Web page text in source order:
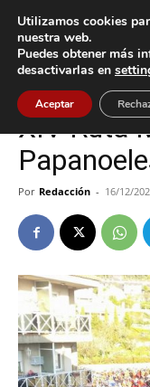
Inicio Cultura / Ocio
Cultura / Ocio Gondomar
XIV Ruta
Por Redacción - 16/12/
Utilizamos cookies
nuestra web.
Puedes obtener más
desactivarlas en
Aceptar